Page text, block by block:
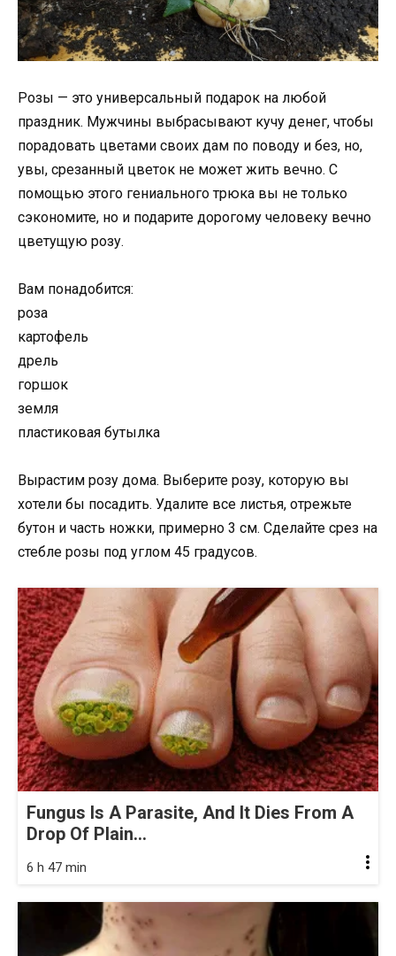
Розы — это универсальный подарок на любой
праздник. Мужчины выбрасывают кучу денег, чтобы
порадовать цветами своих дам по поводу и без, но,
увы, срезанный цветок не может жить вечно. С
помощью этого гениального трюка вы не только
сэкономите, но и подарите дорогому человеку вечно
цветущую розу.
Вам понадобится:
роза
картофель
дрель
горшок
земля
пластиковая бутылка
Вырастим розу дома. Выберите розу, которую вы
хотели бы посадить. Удалите все листья, отрежьте
бутон и часть ножки, примерно 3 см. Сделайте срез на
стебле розы под углом 45 градусов.
Fungus Is A Parasite, And It Dies From A
Drop Of Plain...
6 h 47 min